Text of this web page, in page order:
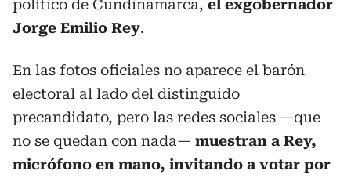
político de Cundinamarca, el exgobernador
Jorge Emilio Rey.
En las fotos oficiales no aparece el barón
electoral al lado del distinguido
precandidato, pero las redes sociales —que
no se quedan con nada— muestran a Rey,
micrófono en mano, invitando a votar por